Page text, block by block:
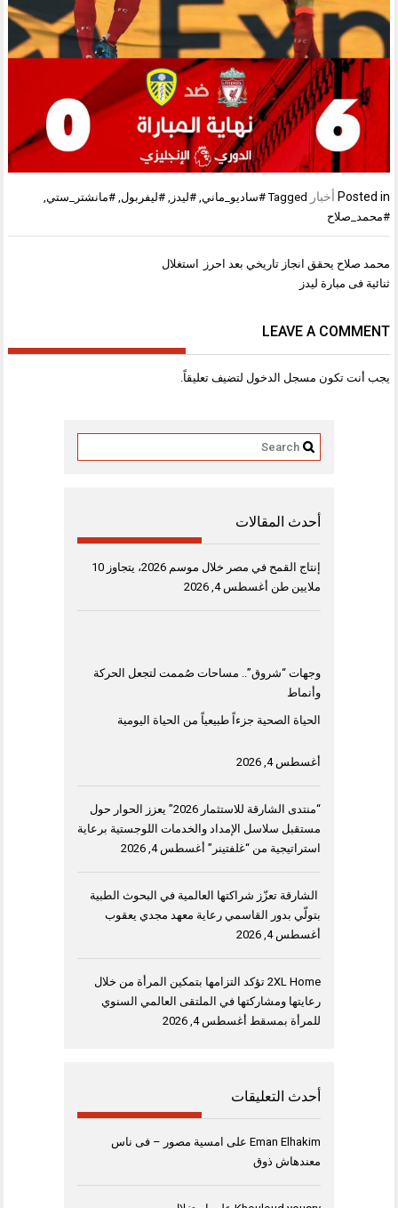
Posted in أخبار Tagged #ساديو_ماني,#ليدز ,#ليفربول,#مانشتر_ستي,
#محمد_صلاح
تصفّح
المقالات
استغلال
محمد صلاح يحقق انجاز تاريخي بعد احرز
ثنائية فى مبارة ليدز
LEAVE A COMMENT
يجب أنت تكون مسجل الدخول لتضيف تعليقاً.
أحدث المقالات
إنتاج القمح في مصر خلال موسم 2026، يتجاوز 10
ملايين طن أغسطس 4, 2026
وجهات “شروق”.. مساحات صُممت لتجعل الحركة
وأنماط
الحياة الصحية جزءاً طبيعياً من الحياة اليومية
أغسطس 4, 2026
“منتدى الشارقة للاستثمار 2026” يعزز الحوار حول
مستقبل سلاسل الإمداد والخدمات اللوجستية برعاية
استراتيجية من “غلفتينر” أغسطس 4, 2026
الشارقة تعزّز شراكتها العالمية في البحوث الطبية
بتولّي بدور القاسمي رعاية معهد مجدي يعقوب
أغسطس 4, 2026
2XL Home تؤكد التزامها بتمكين المرأة من خلال
رعايتها ومشاركتها في الملتقى العالمي السنوي
للمرأة بمسقط أغسطس 4, 2026
أحدث التعليقات
Eman Elhakim على امسية مصور – فى ناس
معندهاش ذوق